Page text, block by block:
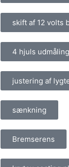
skift af 12 volts
4 hjuls
justering af
sænkning
Bremserens